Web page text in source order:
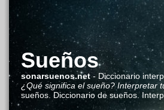
Sueños
sonarsuenos.net- Diccionario
¿Qué significa el sueño? Interpretar
sueños. Diccionario de sueños.